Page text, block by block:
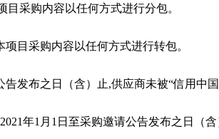
目采购内容以任何方式进行分包。
项目采购内容以任何方式进行转包。
发布之日（含）止,供应商未被“信用中
年1月1日至采购邀请公告发布之日（